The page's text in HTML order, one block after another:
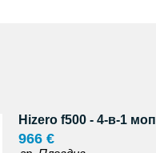
Hizero f500 - 4-в-1 моп
966 €